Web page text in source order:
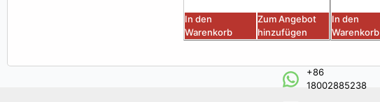
In den
Warenkorb
Zum Angebot
hinzufügen
In den
Warenkorb
+86
18002885238